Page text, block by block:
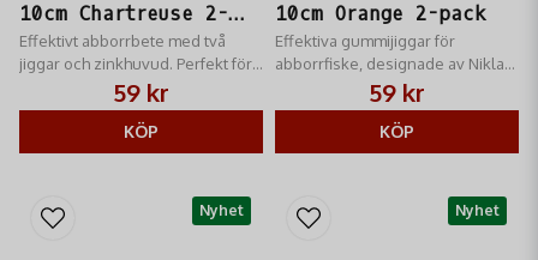
10cm Chartreuse 2-
pack
Effektivt abborrbete med två
jiggar och zinkhuvud. Perfekt för
59 kr
KÖP
10cm Orange 2-pack
Effektiva gummijiggar för
abborrfiske, designade av Niklas
Lures med tillhörande jigghuvud i
zink.
59 kr
KÖP
Nyhet Nyhet